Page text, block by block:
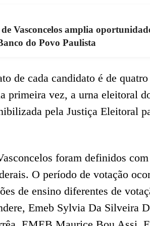
Vasconcelos amplia
do Povo Paulista
de cada candidato é de
primeira vez, a urna eleitoral
pela Justiça Eleitoral
foram definidos com
O período de votação
de ensino diferentes de
Emeb Sylvia Da Silveira